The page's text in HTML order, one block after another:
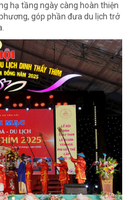
hạ tầng ngày càng hoàn thiện
góp phần đưa du lịch trở